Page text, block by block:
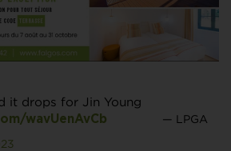
it drops for Jin Young
wavUenAvCb — LPGA